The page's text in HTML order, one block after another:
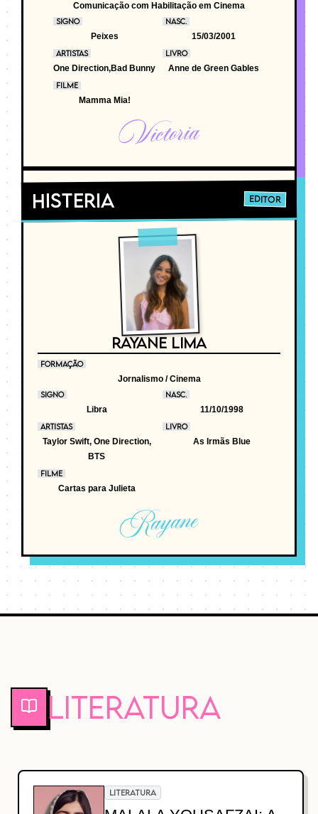
Comunicação com Habilitação em Cinema
SIGNO
Peixes
NASC.
15/03/2001
ARTISTAS
One Direction,Bad Bunny
LIVRO
Anne de Green Gables
FILME
Mamma Mia!
Victoria
Histeria EDITOR
RAYANE LIMA
FORMAÇÃO
Jornalismo / Cinema
SIGNO
Libra
NASC.
11/10/1998
ARTISTAS
Taylor Swift, One Direction,
BTS
LIVRO
As Irmãs Blue
FILME
Cartas para Julieta
Rayane
Literatura
LITERATURA